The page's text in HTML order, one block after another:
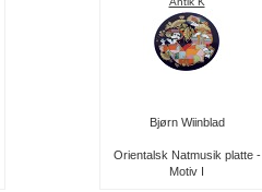
Bjørn Wiinblad
Orientalsk Natmusik platte -
Motiv I